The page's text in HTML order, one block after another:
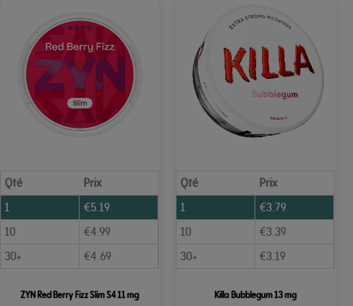
Qté
Prix
1
€5.19
10
€4.99
30+
€4.69
ZYN Red Berry Fizz Slim S4 11 mg
Qté
Prix
1
€3.79
10
€3.39
30+
€3.19
Killa Bubblegum 13 mg